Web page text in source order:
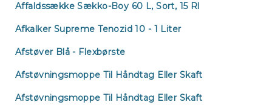
Affaldssække Sækko-Boy 60 L, Sort, 15 Rl
Afkalker Supreme Tenozid 10 - 1 Liter
Afstøver Blå - Flexbørste
Afstøvningsmoppe Til Håndtag Eller Skaft
Afstøvningsmoppe Til Håndtag Eller Skaft